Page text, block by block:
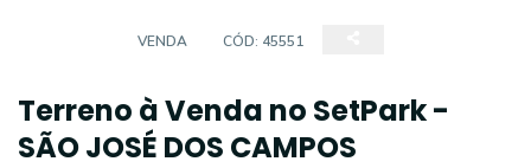
VENDA CÓD: 45551
Terreno à Venda no SetPark -
SÃO JOSÉ DOS CAMPOS